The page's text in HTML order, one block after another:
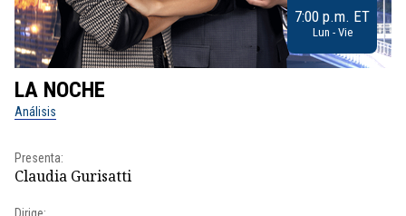
7:00 p.m. ET
Lun - Vie
LA NOCHE
Análisis
Presenta:
Claudia Gurisatti
Dirige: